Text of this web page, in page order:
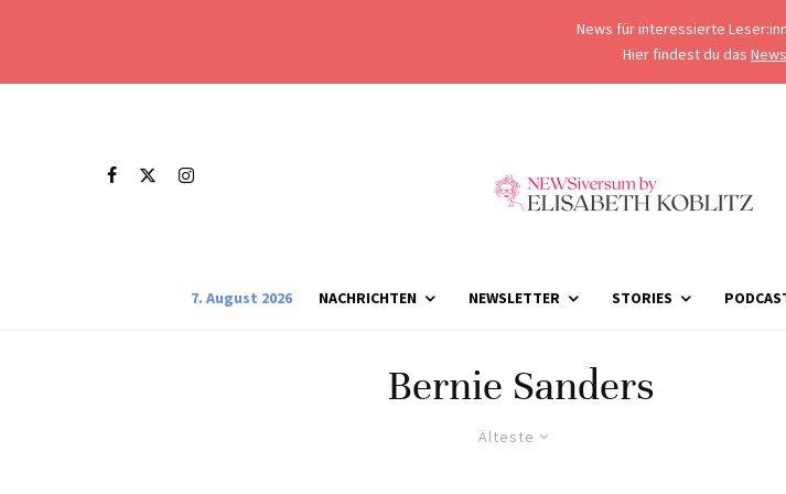
News für interessierte
Hier findest du das
7. August 2026 NACHRICHTEN NEWSLETTER STORIES
Bernie Sanders
Älteste